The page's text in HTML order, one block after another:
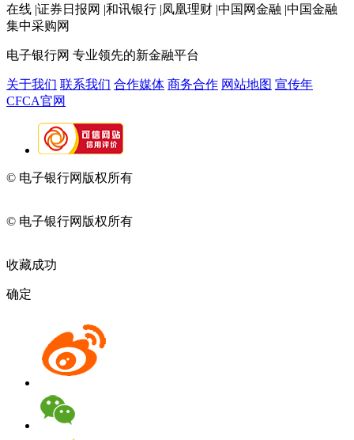
在线 |证券日报网 |和讯银行 |凤凰理财 |中国网金融 |中国金融
集中采购网
电子银行网 专业领先的新金融平台
关于我们 联系我们 合作媒体 商务合作 网站地图 宣传年
CFCA官网
© 电子银行网版权所有
© 电子银行网版权所有
收藏成功
确定